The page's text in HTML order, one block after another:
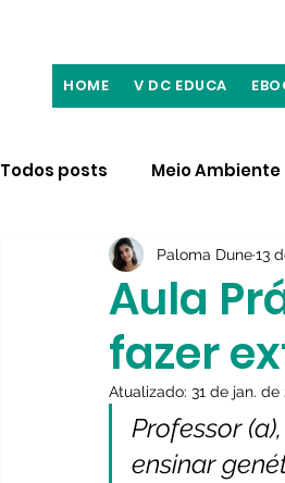
HOME V DC EDUCA
Todos posts Meio Ambiente
Recomendações culturais
Divulgação Científica
Aula
fazer
Paloma Dune13
Atualizado: 31 de jan. de
Professor
ensinar